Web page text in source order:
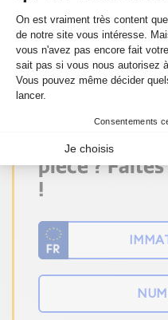
d'un kit CHRA
sans hésiter sur
Vous ne
pièce ?
!